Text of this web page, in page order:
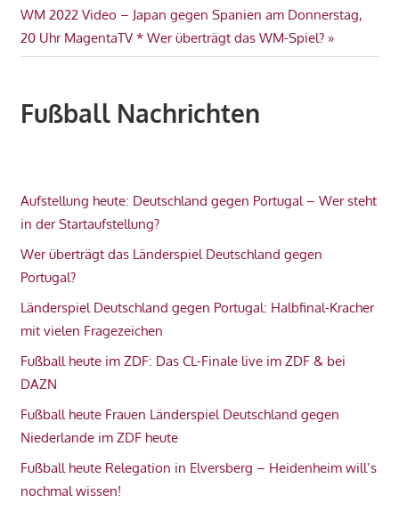
Nächster
Beitrag:
WM 2022 Video – Japan gegen Spanien am Donnerstag,
20 Uhr MagentaTV * Wer überträgt das WM-Spiel?
Fußball Nachrichten
Aufstellung heute: Deutschland gegen Portugal – Wer steht
in der Startaufstellung?
Wer überträgt das Länderspiel Deutschland gegen
Portugal?
Länderspiel Deutschland gegen Portugal: Halbfinal-Kracher
mit vielen Fragezeichen
Fußball heute im ZDF: Das CL-Finale live im ZDF & bei
DAZN
Fußball heute Frauen Länderspiel Deutschland gegen
Niederlande im ZDF heute
Fußball heute Relegation in Elversberg – Heidenheim will’s
nochmal wissen!